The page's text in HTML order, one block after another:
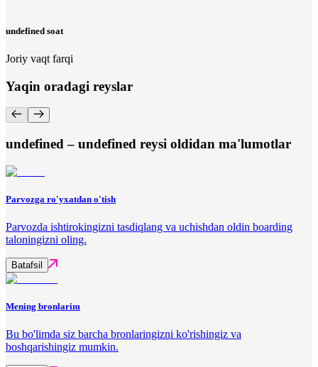
undefined soat
Joriy vaqt farqi
Yaqin oradagi reyslar
undefined – undefined reysi oldidan ma'lumotlar
Parvozga ro'yxatdan o'tish
Parvozda ishtirokingizni tasdiqlang va uchishdan oldin boarding
taloningizni oling.
Batafsil
Mening bronlarim
Bu bo'limda siz barcha bronlaringizni ko'rishingiz va
boshqarishingiz mumkin.